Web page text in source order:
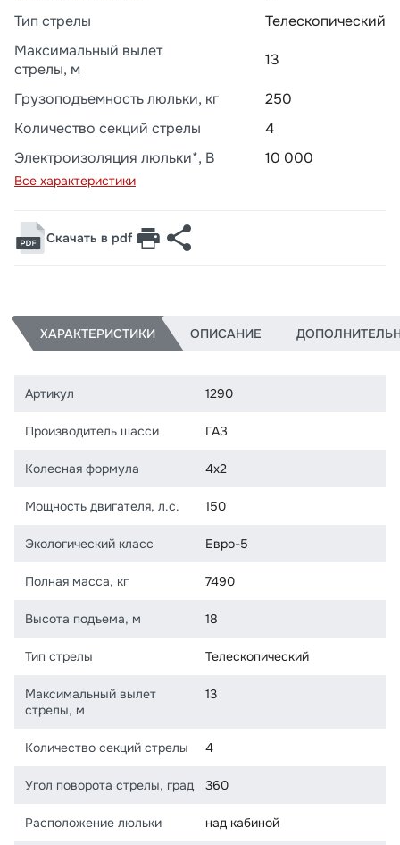
Тип стрелы
Телескопический
Максимальный вылет
стрелы, м
13
Грузоподъемность люльки, кг
250
Количество секций стрелы
4
Электроизоляция люльки*, В
10 000
Все характеристики
Скачать в pdf
ХАРАКТЕРИСТИКИ ОПИСАНИЕ
Артикул 1290
Производитель шасси ГАЗ
Колесная формула 4х2
Мощность двигателя, л.с. 150
Экологический класс Евро-5
Полная масса, кг 7490
Высота подъема, м 18
Тип стрелы Телескопический
Максимальный вылет
стрелы, м
13
Количество секций стрелы 4
Угол поворота стрелы, град 360
Расположение люльки над кабиной